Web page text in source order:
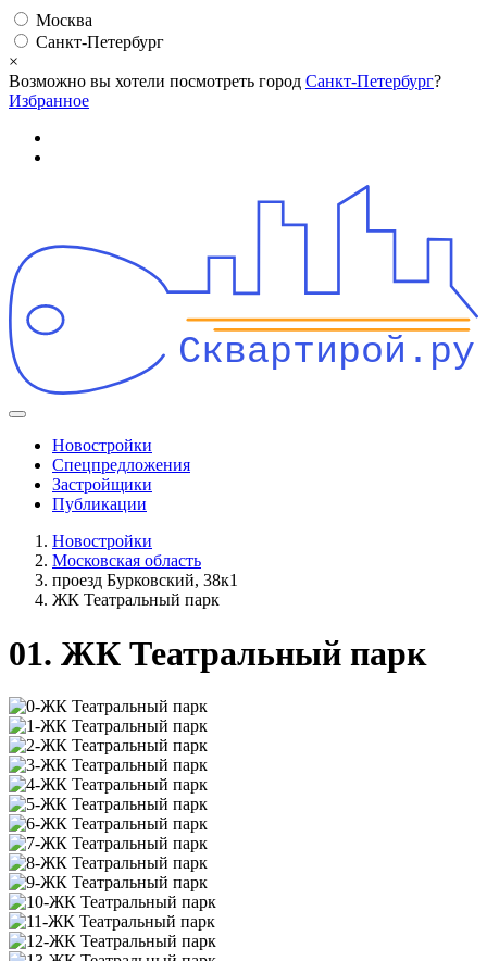
Москва
Санкт-Петербург
×
Возможно вы хотели посмотреть город Санкт-Петербург?
Избранное
Сквартирой.ру
Новостройки
Спецпредложения
Застройщики
Публикации
Новостройки
Московская область
проезд Бурковский, 38к1
ЖК Театральный парк
01. ЖК Театральный парк